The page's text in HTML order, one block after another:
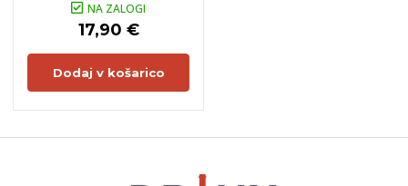
NA ZALOGI
17,90 €
Dodaj v košarico